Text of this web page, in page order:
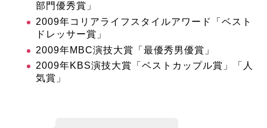
部門優秀賞」
2009年コリアライフスタイルアワード「ベスト
ドレッサー賞」
2009年MBC演技大賞「最優秀男優賞」
2009年KBS演技大賞「ベストカップル賞」「人
気賞」